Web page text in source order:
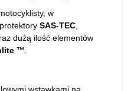
w
SAS-TEC
dużą ilość elementów
™
wstawkami na